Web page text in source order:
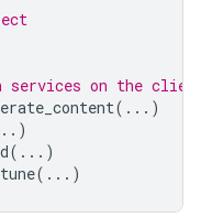
services on the
( ... )
)
( ... )
tune( ... )